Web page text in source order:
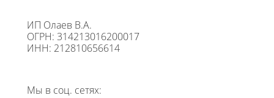
ИП Олаев В.А.
ОГРН: 314213016200017
ИНН: 212810656614
Мы в соц. сетях: